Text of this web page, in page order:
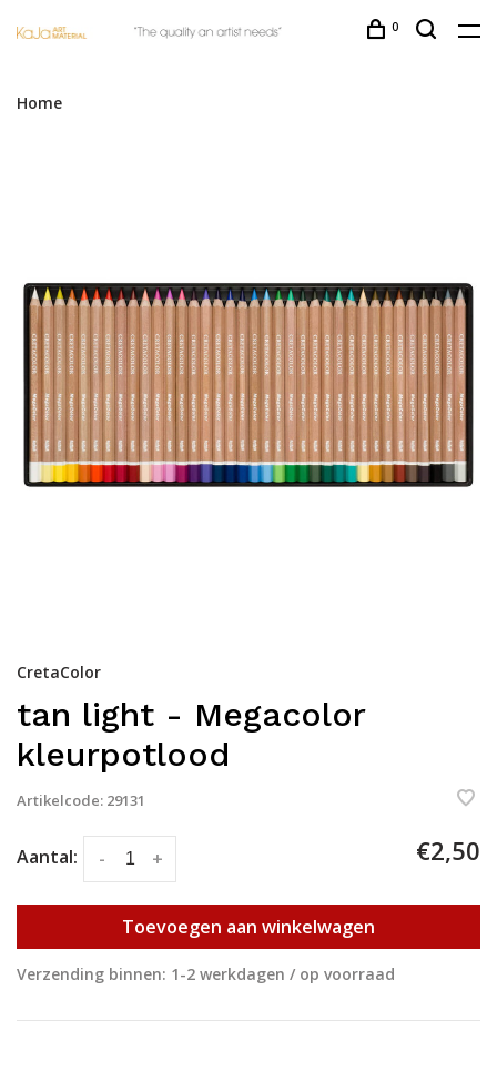
0
Home
CretaColor
tan light - Megacolor
kleurpotlood
Artikelcode: 29131
Aantal: +
- €2,50
Toevoegen aan winkelwagen
Verzending binnen: 1-2 werkdagen / op voorraad